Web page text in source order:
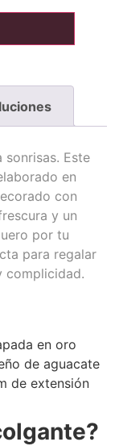
Este
en
con
y un
por tu
para regalar
complicidad.
en oro
de aguacate
de extensión